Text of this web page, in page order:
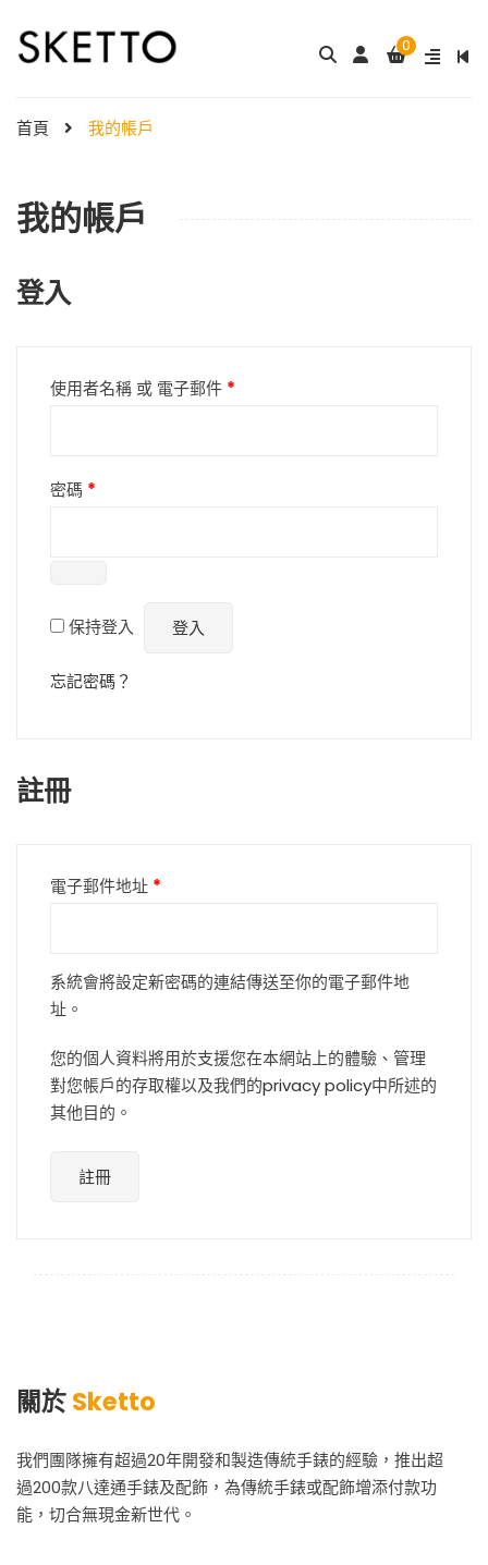
0
首頁 我的帳戶
我的帳戶
登入
使用者名稱 或 電子郵件 *
密碼 *
保持登入 登入
忘記密碼？
註冊
電子郵件地址 *
系統會將設定新密碼的連結傳送至你的電子郵件地
址。
您的個人資料將用於支援您在本網站上的體驗、管理
對您帳戶的存取權以及我們的privacy policy中所述的
其他目的。
註冊
關於Sketto
我們團隊擁有超過20年開發和製造傳統手錶的經驗，推出超
過200款八達通手錶及配飾，為傳統手錶或配飾增添付款功
能，切合無現金新世代。